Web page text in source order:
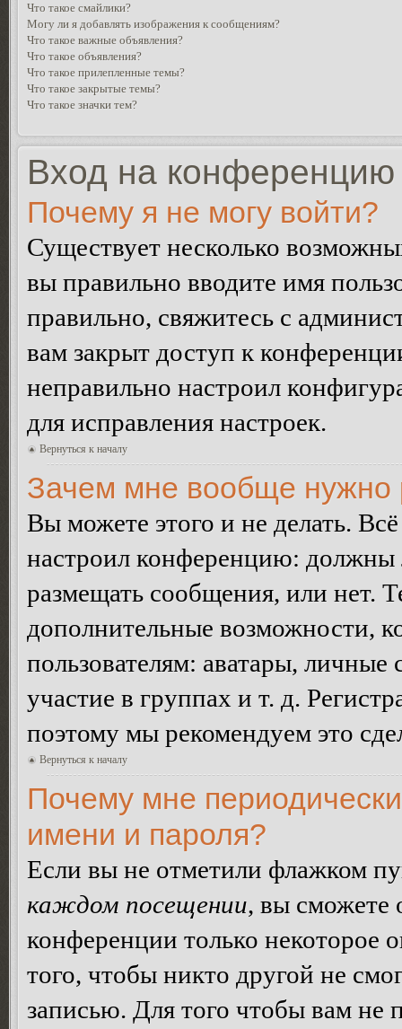
Что такое смайлики?
Могу ли я добавлять изображения к сообщениям?
Что такое важные объявления?
Что такое объявления?
Что такое прилепленные темы?
Что такое закрытые темы?
Что такое значки тем?
Вход на конференцию
Почему я не могу войти?
Существует несколько
вы правильно вводите имя
правильно, свяжитесь с
вам закрыт доступ к
неправильно настроил
для исправления настроек.
Вернуться к началу
Зачем мне вообще нужно
Вы можете этого и не делать.
настроил конференцию: должны
размещать сообщения, или нет.
дополнительные возможности,
пользователям: аватары,
участие в группах и т. д.
поэтому мы рекомендуем это
Вернуться к началу
Почему мне
имени и пароля?
Если вы не отметили флажком
каждом посещении, вы сможете
конференции только некоторое
того, чтобы никто другой не
записью. Для того чтобы вам не